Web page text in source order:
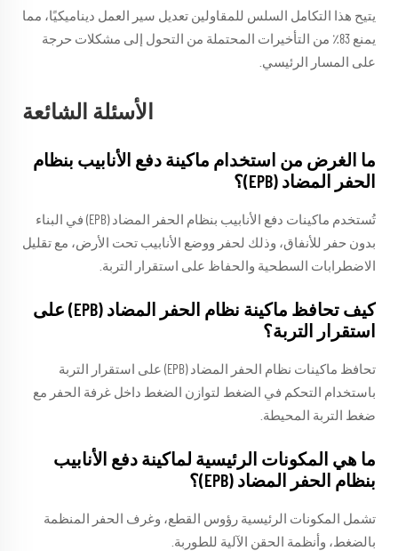
يتيح هذا التكامل السلس للمقاولين تعديل سير العمل ديناميكيًا، مما
يمنع 83٪ من التأخيرات المحتملة من التحول إلى مشكلات حرجة
على المسار الرئيسي.
الأسئلة الشائعة
ما الغرض من استخدام ماكينة دفع الأنابيب بنظام
الحفر المضاد (EPB)؟
تُستخدم ماكينات دفع الأنابيب بنظام الحفر المضاد (EPB) في البناء
بدون حفر للأنفاق، وذلك لحفر ووضع الأنابيب تحت الأرض، مع تقليل
الاضطرابات السطحية والحفاظ على استقرار التربة.
كيف تحافظ ماكينة نظام الحفر المضاد (EPB) على
استقرار التربة؟
تحافظ ماكينات نظام الحفر المضاد (EPB) على استقرار التربة
باستخدام التحكم في الضغط لتوازن الضغط داخل غرفة الحفر مع
ضغط التربة المحيطة.
ما هي المكونات الرئيسية لماكينة دفع الأنابيب
بنظام الحفر المضاد (EPB)؟
تشمل المكونات الرئيسية رؤوس القطع، وغرف الحفر المنظمة
بالضغط، وأنظمة الحقن الآلية للطوربة.